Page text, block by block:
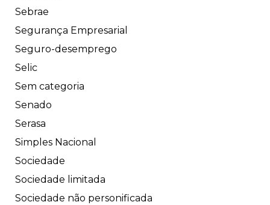
Sebrae
Segurança Empresarial
Seguro-desemprego
Selic
Sem categoria
Senado
Serasa
Simples Nacional
Sociedade
Sociedade limitada
Sociedade não personificada